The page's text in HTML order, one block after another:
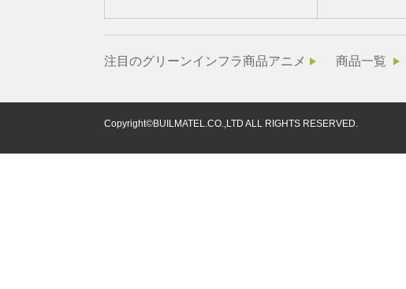
注目のグリーンインフラ商品アニメ 商品一覧
Copyright©BUILMATEL.CO.,LTD ALL RIGHTS RESERVED.